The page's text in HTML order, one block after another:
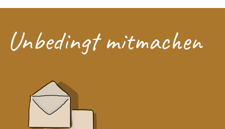
Unbedingt mitmachen